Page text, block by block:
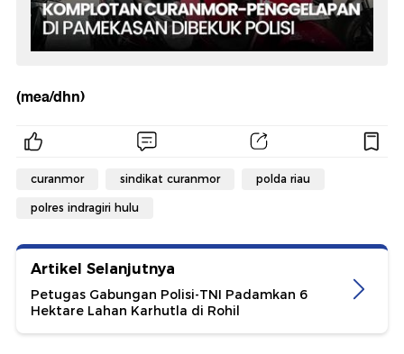
(mea/dhn)
curanmor sindikat curanmor polda riau
polres indragiri hulu
Artikel Selanjutnya
Petugas Gabungan Polisi-TNI Padamkan 6
Hektare Lahan Karhutla di Rohil